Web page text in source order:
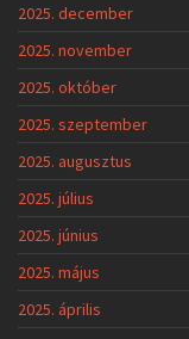
2025. december
2025. november
2025. október
2025. szeptember
2025. augusztus
2025. július
2025. június
2025. május
2025. április